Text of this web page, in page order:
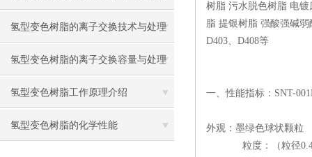
氢型变色树脂的离子交换技术与处理
氢型变色树脂的离子交换容量与处理
氢型变色树脂工作原理介绍
氢型变色树脂的化学性能
树脂 污水脱色树脂 电
脂 提银树脂 强酸强碱弱
D403、D408等
一、性能指标：SNT-
外观：墨绿色球状颗粒
粒度：（粒径